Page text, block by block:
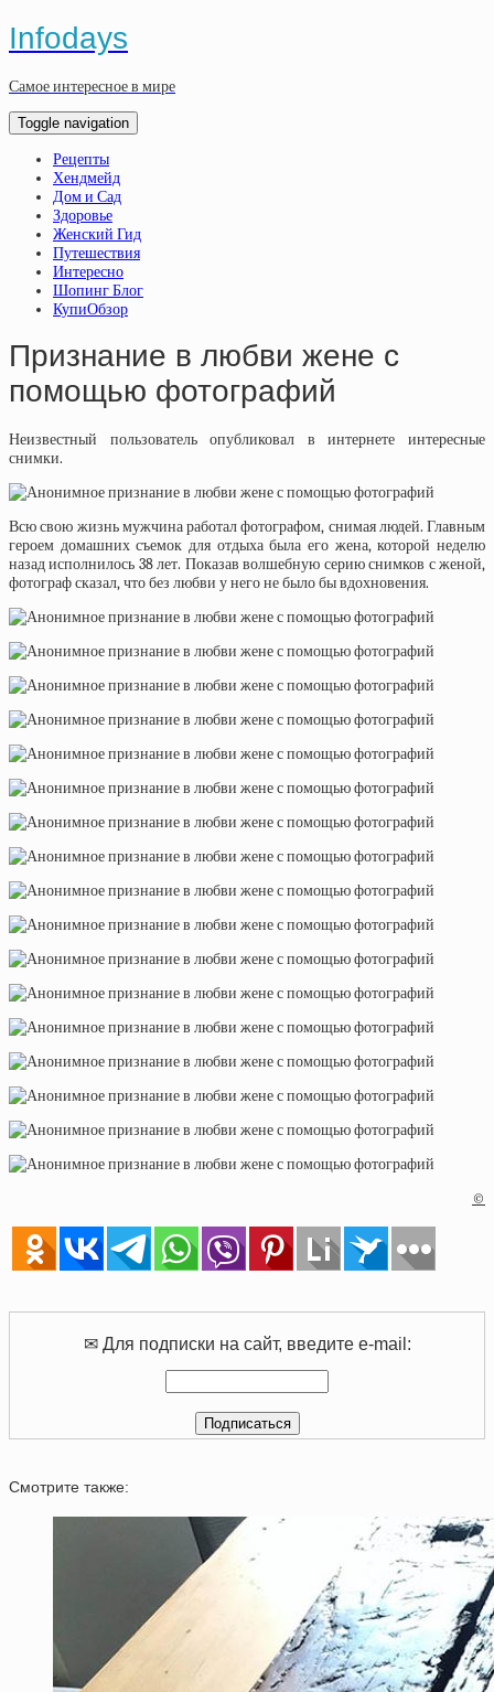
Infodays
Самое интересное в мире
Toggle navigation
Рецепты
Хендмейд
Дом и Сад
Здоровье
Женский Гид
Путешествия
Интересно
Шопинг Блог
КупиОбзор
Признание в любви жене с
помощью фотографий
Неизвестный пользователь опубликовал в интернете интересные
снимки.
Всю свою жизнь мужчина работал фотографом, снимая людей. Главным
героем домашних съемок для отдыха была его жена, которой неделю
назад исполнилось 38 лет. Показав волшебную серию снимков с женой,
фотограф сказал, что без любви у него не было бы вдохновения.
©
✉ Для подписки на сайт, введите e-mail:
Смотрите также: